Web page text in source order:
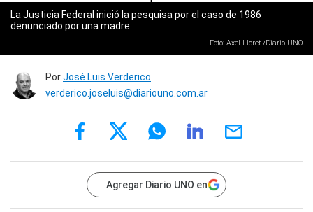
La Justicia Federal inició la pesquisa por el caso de 1986
denunciado por una madre.
Foto: Axel Lloret /Diario UNO
PorJosé Luis Verderico
verderico.joseluis@diariouno.com.ar
Agregar Diario UNO en